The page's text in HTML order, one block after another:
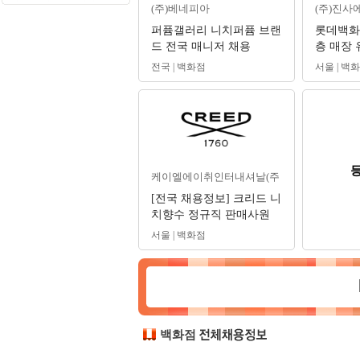
(주)베네피아
퍼퓸갤러리 니치퍼퓸 브랜
드 전국 매니저 채용
전국 | 백화점
(주)진사
롯데백
층 매장
간관리
서울 | 백
케이엘에이취인터내셔날(주
[전국 채용정보] 크리드 니
치향수 정규직 판매사원
(신입/경력) 채용 #뷰티카
운셀러
서울 | 백화점
백화점